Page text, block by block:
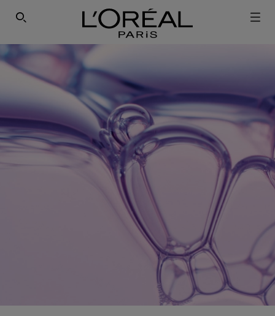
ΕΓΓΡΑΦΕΙΤΕ ΣΤΟ NEWSLETTER!
SEARCH THIS SITE